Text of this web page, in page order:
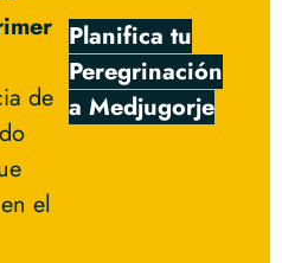
de
el
Planifica tu
Peregrinación
a Medjugorje